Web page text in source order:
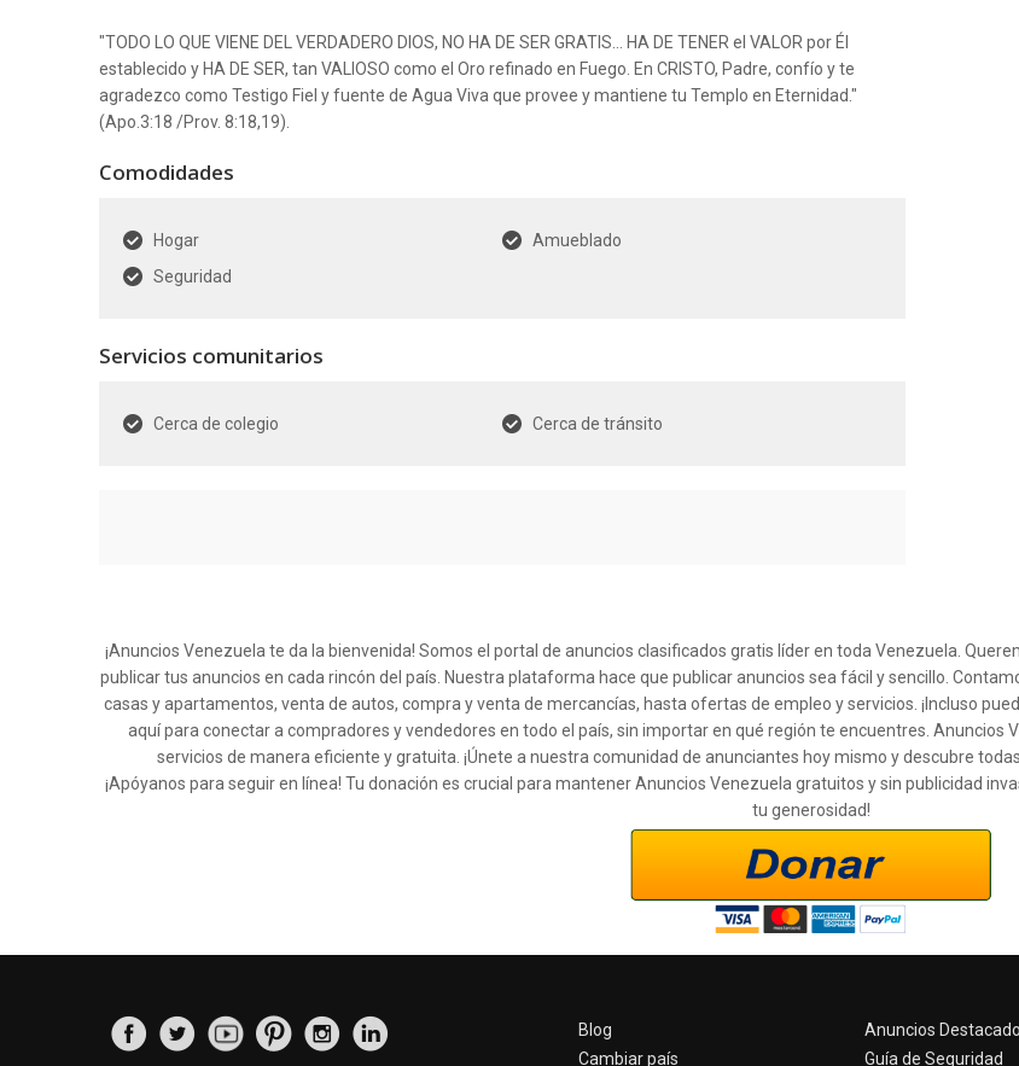
"TODO LO QUE VIENE DEL VERDADERO DIOS, NO HA DE SER GRATIS... HA DE TENER el VALOR por Él
establecido y HA DE SER, tan VALIOSO como el Oro refinado en Fuego. En CRISTO, Padre, confío y te
agradezco como Testigo Fiel y fuente de Agua Viva que provee y mantiene tu Templo en Eternidad."
(Apo.3:18 /Prov. 8:18,19).
Comodidades
Hogar
Amueblado
Seguridad
Servicios comunitarios
Cerca de colegio Cerca de tránsito
¡Anuncios Venezuela te da la bienvenida! Somos el portal de anuncios clasificados gratis líder en toda Venezuela.
publicar tus anuncios en cada rincón del país. Nuestra plataforma hace que publicar anuncios sea fácil y sencillo.
casas y apartamentos, venta de autos, compra y venta de mercancías, hasta ofertas de empleo y servicios. ¡Incluso
aquí para conectar a compradores y vendedores en todo el país, sin importar en qué región te encuentres.
servicios de manera eficiente y gratuita. ¡Únete a nuestra comunidad de anunciantes hoy mismo y descubre
¡Apóyanos para seguir en línea! Tu donación es crucial para mantener Anuncios Venezuela gratuitos y sin publicidad
tu generosidad!
Blog
Cambiar país
Anuncios
Guía de Seguridad